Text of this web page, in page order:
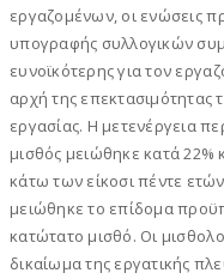
εργαζομένων, οι ενώσεις
υπογραφής συλλογικών
ευνοϊκότερης για τον
αρχή της
εργασίας. Η μετενέργεια
μισθός μειώθηκε κατά 22%
κάτω των είκοσι πέντε
μειώθηκε το επίδομα
κατώτατο μισθό. Οι
δικαίωμα της εργατικής